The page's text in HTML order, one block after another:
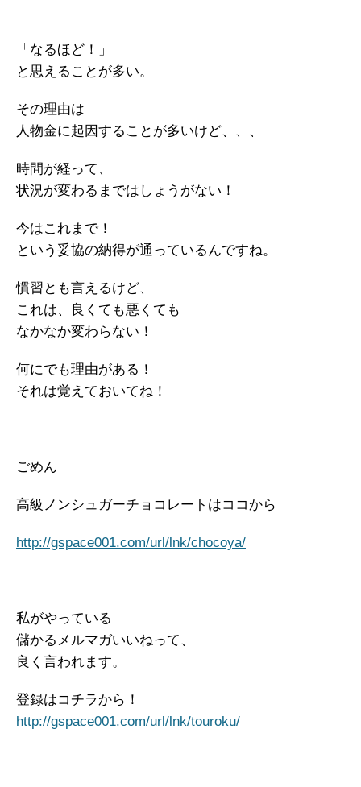
「なるほど！」
と思えることが多い。
その理由は
人物金に起因することが多いけど、、、
時間が経って、
状況が変わるまではしょうがない！
今はこれまで！
という妥協の納得が通っているんですね。
慣習とも言えるけど、
これは、良くても悪くても
なかなか変わらない！
何にでも理由がある！
それは覚えておいてね！
ごめん
高級ノンシュガーチョコレートはココから
http://gspace001.com/url/lnk/chocoya/
私がやっている
儲かるメルマガいいねって、
良く言われます。
登録はコチラから！
http://gspace001.com/url/lnk/touroku/